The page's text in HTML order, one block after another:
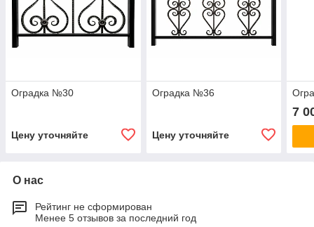
Оградка №30
Цену уточняйте
Оградка №36
Цену уточняйте
7
О нас
Рейтинг не сформирован
Менее 5 отзывов за последний год